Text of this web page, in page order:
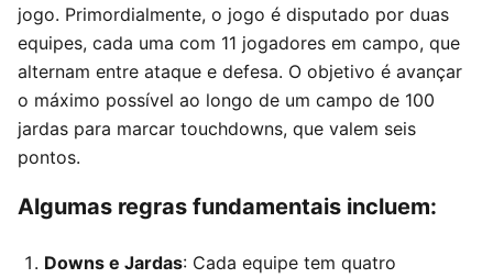
jogo. Primordialmente, o jogo é disputado por duas
equipes, cada uma com 11 jogadores em campo, que
alternam entre ataque e defesa. O objetivo é avançar
o máximo possível ao longo de um campo de 100
jardas para marcar touchdowns, que valem seis
pontos.
Algumas regras fundamentais incluem:
Downs e Jardas: Cada equipe tem quatro